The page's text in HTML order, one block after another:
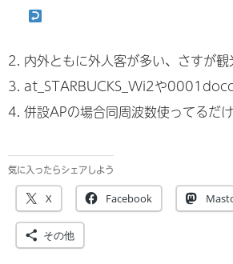
内外ともに外人客が多い、さすが観
at_STARBUCKS_Wi2や
併設APの場合同周波数使ってるだ
気に入ったらシェアしよう
X Facebook
その他